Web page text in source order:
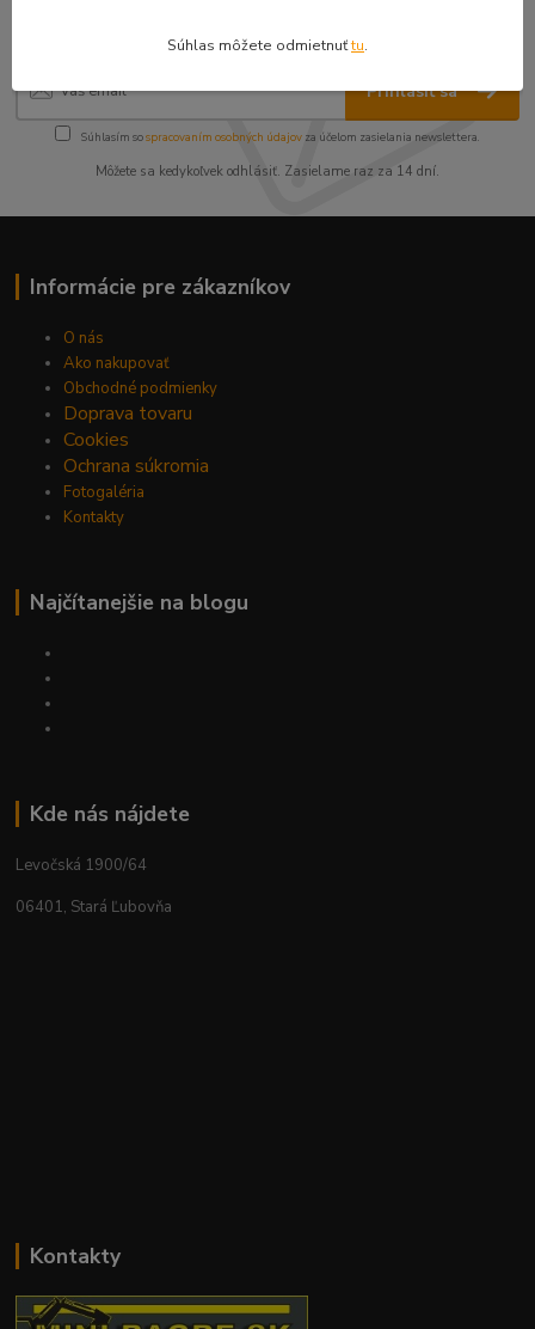
Prihlásiť sa
Súhlasím sospracovaním osobných údajov za účelom zasielania newslettera.
Môžete sa kedykoľvek odhlásiť. Zasielame raz za 14 dní.
Informácie pre zákazníkov
O nás
Ako nakupovať
Obchodné podmienky
Doprava tovaru
Cookies
Ochrana súkromia
Fotogaléria
Kontakty
Najčítanejšie na blogu
Kde nás nájdete
Levočská 1900/64
06401, Stará Ľubovňa
Kontakty
Súhlas môžete odmietnuťtu.